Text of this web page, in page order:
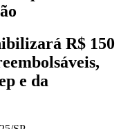
R$ 150
e da